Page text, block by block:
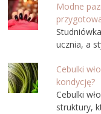
Modne
ucznia, a
Cebulki
kondycję?
Cebulki
struktury,